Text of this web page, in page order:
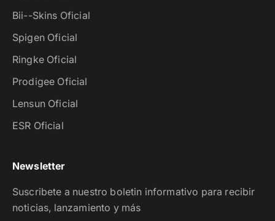
Bii--Skins Oficial
Spigen Oficial
Ringke Oficial
Prodigee Oficial
Lensun Oficial
ESR Oficial
Newsletter
Suscribete a nuestro boletin informativo para recibir
noticias, lanzamiento y más